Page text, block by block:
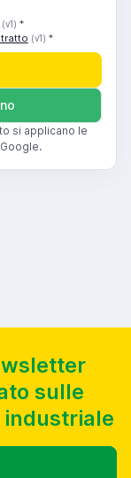
(v1) *
(v1) *
si applicano le
sulle
industriale